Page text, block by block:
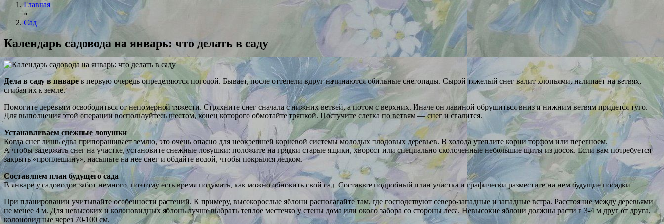
Главная
»
Сад
Календарь садовода на январь: что делать в саду
Дела в саду в январев первую очередь определяются погодой. Бывает, после оттепели вдруг начинаются обильные снегопады. Сырой тяжелый снег валит хлопьями, налипает на ветвях,
сгибая их к земле.
Помогите деревьям освободиться от непомерной тяжести. Стряхните снег сначала с нижних ветвей, а потом с верхних. Иначе он лавиной обрушиться вниз и нижним ветвям придется туго.
Для выполнения этой операции воспользуйтесь шестом, конец которого обмотайте тряпкой. Постучите слегка по ветвям — снег и свалится.
Устанавливаем снежные ловушки
Когда снег лишь едва припорашивает землю, это очень опасно для неокрепшей корневой системы молодых плодовых деревьев. В холода утеплите корни торфом или перегноем.
А чтобы задержать снег на участке, установите снежные ловушки: положите на грядки старые ящики, хворост или специально сколоченные небольшие щиты из досок. Если вам потребуется
закрыть «проплешину», насыпьте на нее снег и обдайте водой, чтобы покрылся ледком.
Составляем план будущего сада
В январе у садоводов забот немного, поэтому есть время подумать, как можно обновить свой сад. Составьте подробный план участка и графически разместите на нем будущие посадки.
При планировании учитывайте особенности растений. К примеру, высокорослые яблони располагайте там, где господствуют северо-западные и западные ветра. Расстояние между деревьями
не менее 4 м. Для невысоких и колоновидных яблонь лучше выбрать теплое местечко у стены дома или около забора со стороны леса. Невысокие яблони должны расти в 3-4 м друг от друга,
колоновидные через 70-100 см.